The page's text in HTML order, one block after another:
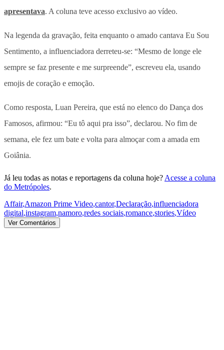
apresentava. A coluna teve acesso exclusivo ao vídeo.
Na legenda da gravação, feita enquanto o amado cantava Eu Sou
Sentimento, a influenciadora derreteu-se: “Mesmo de longe ele
sempre se faz presente e me surpreende”, escreveu ela, usando
emojis de coração e emoção.
Como resposta, Luan Pereira, que está no elenco do Dança dos
Famosos, afirmou: “Eu tô aqui pra isso”, declarou. No fim de
semana, ele fez um bate e volta para almoçar com a amada em
Goiânia.
Já leu todas as notas e reportagens da coluna hoje? Acesse a coluna
do Metrópoles.
Affair,Amazon Prime Video,cantor,Declaração,influenciadora
digital,instagram,namoro,redes sociais,romance,stories,Vídeo
Ver Comentários